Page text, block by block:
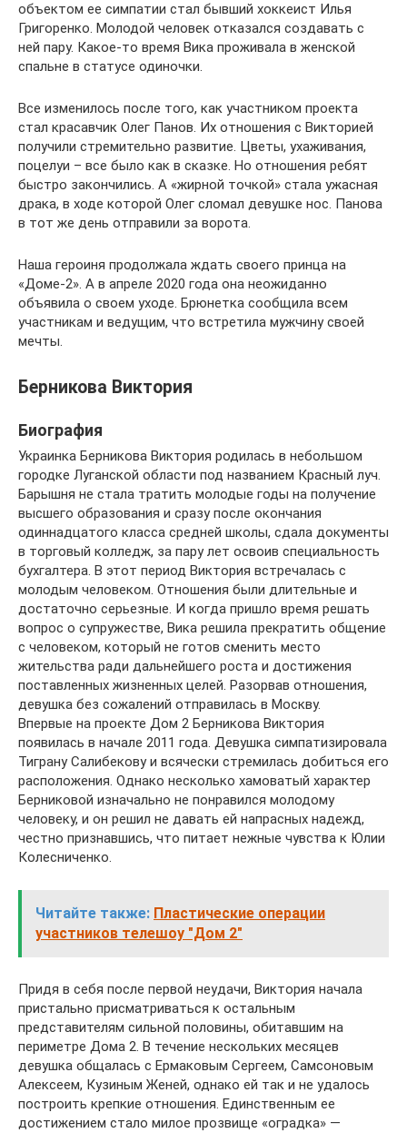
объектом ее симпатии стал бывший хоккеист Илья
Григоренко. Молодой человек отказался создавать с
ней пару. Какое-то время Вика проживала в женской
спальне в статусе одиночки.
Все изменилось после того, как участником проекта
стал красавчик Олег Панов. Их отношения с Викторией
получили стремительно развитие. Цветы, ухаживания,
поцелуи – все было как в сказке. Но отношения ребят
быстро закончились. А «жирной точкой» стала ужасная
драка, в ходе которой Олег сломал девушке нос. Панова
в тот же день отправили за ворота.
Наша героиня продолжала ждать своего принца на
«Доме-2». А в апреле 2020 года она неожиданно
объявила о своем уходе. Брюнетка сообщила всем
участникам и ведущим, что встретила мужчину своей
мечты.
Берникова Виктория
Биография
Украинка Берникова Виктория родилась в небольшом
городке Луганской области под названием Красный луч.
Барышня не стала тратить молодые годы на получение
высшего образования и сразу после окончания
одиннадцатого класса средней школы, сдала документы
в торговый колледж, за пару лет освоив специальность
бухгалтера. В этот период Виктория встречалась с
молодым человеком. Отношения были длительные и
достаточно серьезные. И когда пришло время решать
вопрос о супружестве, Вика решила прекратить общение
с человеком, который не готов сменить место
жительства ради дальнейшего роста и достижения
поставленных жизненных целей. Разорвав отношения,
девушка без сожалений отправилась в Москву.
Впервые на проекте Дом 2 Берникова Виктория
появилась в начале 2011 года. Девушка симпатизировала
Тиграну Салибекову и всячески стремилась добиться его
расположения. Однако несколько хамоватый характер
Берниковой изначально не понравился молодому
человеку, и он решил не давать ей напрасных надежд,
честно признавшись, что питает нежные чувства к Юлии
Колесниченко.
Читайте также: Пластические операции
участников телешоу "Дом 2"
Придя в себя после первой неудачи, Виктория начала
пристально присматриваться к остальным
представителям сильной половины, обитавшим на
периметре Дома 2. В течение нескольких месяцев
девушка общалась с Ермаковым Сергеем, Самсоновым
Алексеем, Кузиным Женей, однако ей так и не удалось
построить крепкие отношения. Единственным ее
достижением стало милое прозвище «оградка» —